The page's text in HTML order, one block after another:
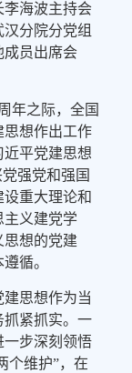
李海波主持会
分院分党组
成员出席会
年之际，全国
思想作出工作
平党建思想
强党和强国
重大理论和
主义建党学
思想的党建
循。
思想作为当
抓紧抓实。一
一步深刻领悟
个维护”，在